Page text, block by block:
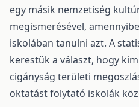
egy másik nemzetiség
megismerésével,
iskolában tanulni azt. A
kerestük a választ, hogy
cigányság területi
oktatást folytató iskolák